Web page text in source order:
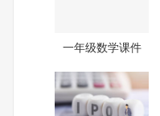
一年级数学课件